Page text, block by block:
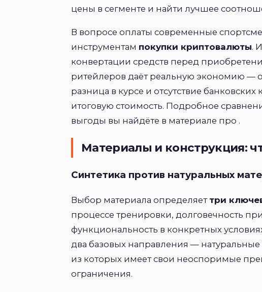
цены в сегменте и найти лучшее
В вопросе оплаты современные
инструментам покупки криптовалюты.
конвертации средств перед
ритейлеров даёт реальную экономию —
разница в курсе и отсутствие
итоговую стоимость. Подробное
выгоды вы найдёте в материале про .
Материалы и конструкция:
Синтетика против натуральных
Выбор материала определяет три
процессе тренировки, долговечность
функциональность в конкретных
два базовых направления —
из которых имеет свои неоспоримые
ограничения.